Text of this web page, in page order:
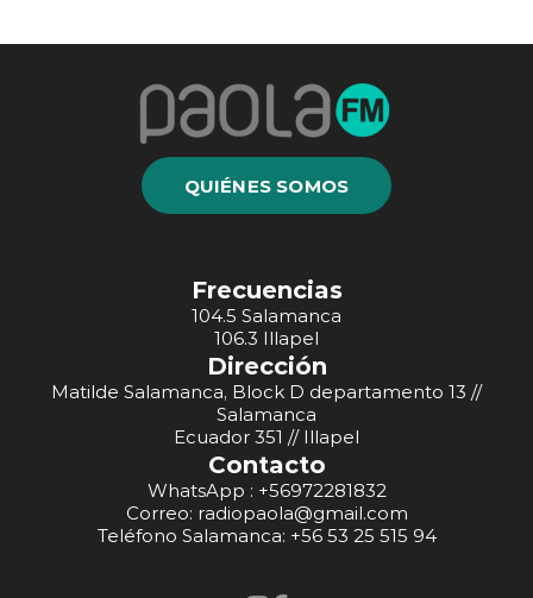
QUIÉNES SOMOS
Frecuencias
104.5 Salamanca
106.3 Illapel
Dirección
Matilde Salamanca, Block D departamento 13 //
Salamanca
Ecuador 351 // Illapel
Contacto
WhatsApp : +56972281832
Correo: radiopaola@gmail.com
Teléfono Salamanca: +56 53 25 515 94